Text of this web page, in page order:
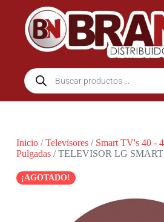
Inicio/Televisores/ Smart TV's 40 -
Pulgadas/ TELEVISOR LG
¡AGOTADO!